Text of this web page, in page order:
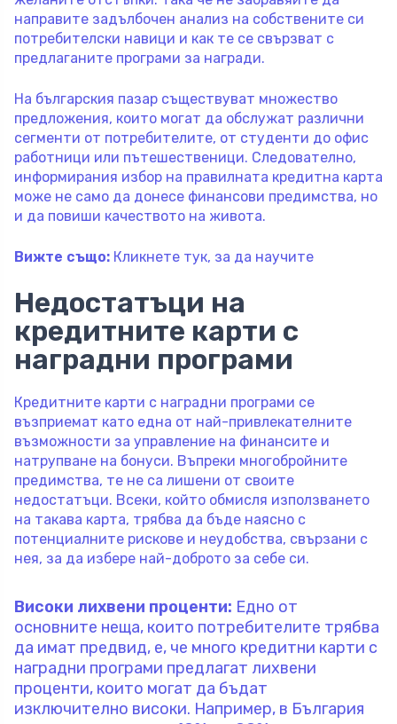
направите задълбочен анализ на собствените си
потребителски навици и как те се свързват с
предлаганите програми за награди.
На българския пазар съществуват множество
предложения, които могат да обслужат различни
сегменти от потребителите, от студенти до офис
работници или пътешественици. Следователно,
информирания избор на правилната кредитна карта
може не само да донесе финансови предимства, но
и да повиши качеството на живота.
Вижте също: Кликнете тук, за да научите
Недостатъци на
кредитните карти с
наградни програми
Кредитните карти с наградни програми се
възприемат като една от най-привлекателните
възможности за управление на финансите и
натрупване на бонуси. Въпреки многобройните
предимства, те не са лишени от своите
недостатъци. Всеки, който обмисля използването
на такава карта, трябва да бъде наясно с
потенциалните рискове и неудобства, свързани с
нея, за да избере най-доброто за себе си.
Високи лихвени проценти: Едно от
основните неща, които потребителите трябва
да имат предвид, е, че много кредитни карти с
наградни програми предлагат лихвени
проценти, които могат да бъдат
изключително високи. Например, в България